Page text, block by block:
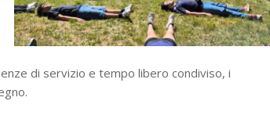
di servizio e tempo libero condiviso, i